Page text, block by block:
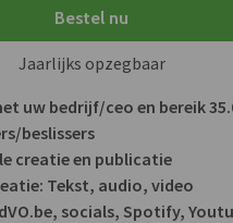
Bestel nu
Jaarlijks opzegbaar
uw bedrijf/ceo en bereik
beslissers
creatie en publicatie
Tekst, audio, video
socials, Spotify,